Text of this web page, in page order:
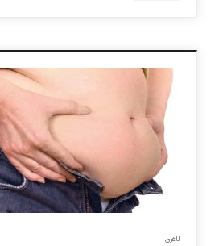
لاغری